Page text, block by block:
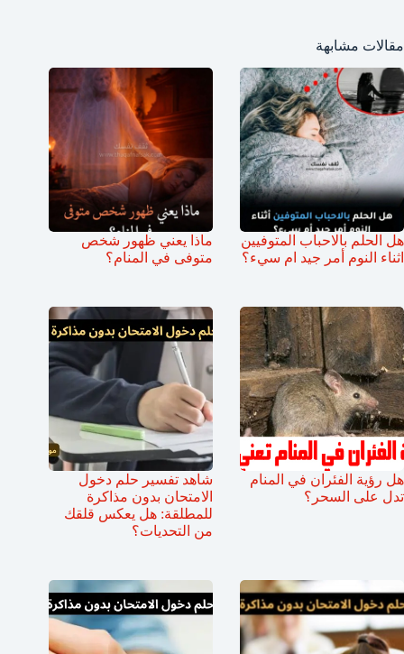
مقالات مشابهة
هل الحلم بالاحباب المتوفيين
اثناء النوم أمر جيد ام سيء؟
ماذا يعني ظهور شخص
متوفى في المنام؟
هل رؤية الفئران في المنام
تدل على السحر؟
شاهد تفسير حلم دخول
الامتحان بدون مذاكرة
للمطلقة: هل يعكس قلقك
من التحديات؟